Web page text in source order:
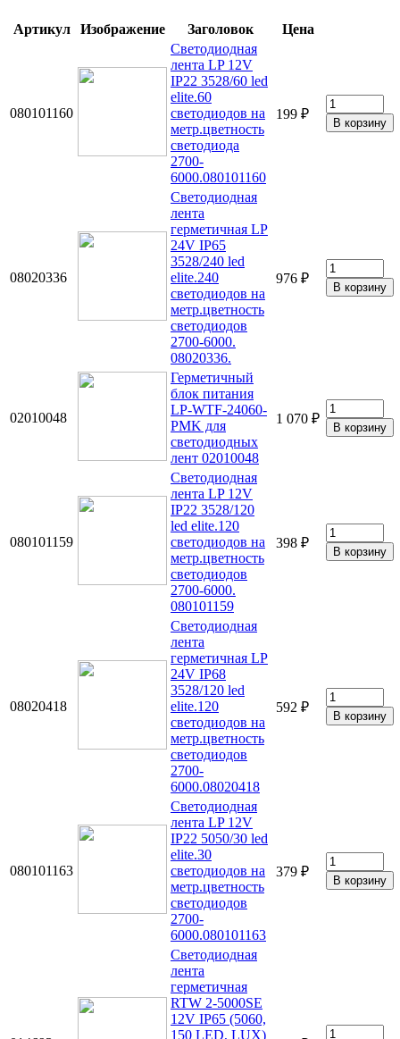
Артикул Изображение Заголовок Цена
080101160
Светодиодная
лента LP 12V
IP22 3528/60 led
elite.60
светодиодов на
метр.цветность
светодиода
2700-
6000.080101160
199 ₽
08020336
Светодиодная
лента
герметичная LP
24V IP65
3528/240 led
elite.240
светодиодов на
метр.цветность
светодиодов
2700-6000.
08020336.
976 ₽
02010048
Герметичный
блок питания
LP-WTF-24060-
PMK для
светодиодных
лент 02010048
1 070 ₽
080101159
Светодиодная
лента LP 12V
IP22 3528/120
led elite.120
светодиодов на
метр.цветность
светодиодов
2700-6000.
080101159
398 ₽
08020418
Светодиодная
лента
герметичная LP
24V IP68
3528/120 led
elite.120
светодиодов на
метр.цветность
светодиодов
2700-
6000.08020418
592 ₽
080101163
Светодиодная
лента LP 12V
IP22 5050/30 led
elite.30
светодиодов на
метр.цветность
светодиодов
2700-
6000.080101163
379 ₽
Светодиодная
лента
герметичная
RTW 2-5000SE
12V IP65 (5060,
150 LED, LUX)